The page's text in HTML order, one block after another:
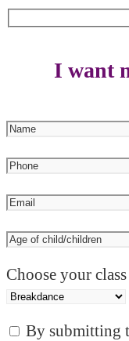
I want
Choose your class
By submitting